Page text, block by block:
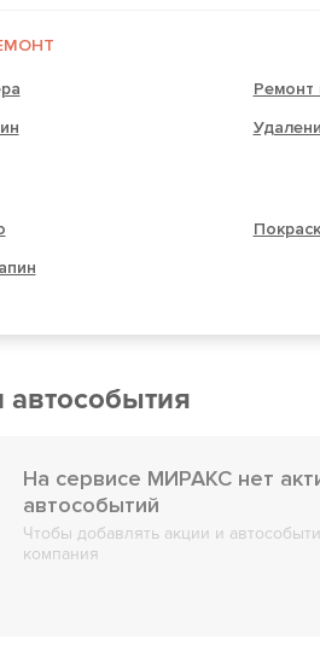
Ремонт
автособытия
На сервисе МИРАКС нет
автособытий
Чтобы добавлять акции и
компания